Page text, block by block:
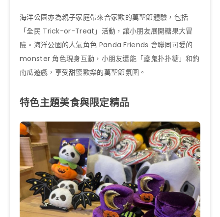
海洋公園亦為親子家庭帶來合家歡的萬聖節體驗，包括
「全民 Trick-or-Treat」活動，讓小朋友展開糖果大冒
險。海洋公園的人氣角色 Panda Friends 會聯同可愛的
monster 角色現身互動，小朋友還能「盞鬼扑扑糖」和釣
南瓜遊戲，享受甜蜜歡樂的萬聖節氛圍。
特色主題美食與限定精品